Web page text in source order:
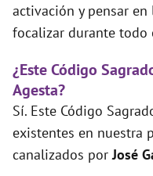
activación y pensar
focalizar durante todo
¿Este Código
Agesta?
Sí. Este Código
existentes en nuestra
canalizados porJosé